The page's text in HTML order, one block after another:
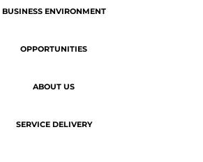
BUSINESS ENVIRONMENT
OPPORTUNITIES
ABOUT US
SERVICE DELIVERY